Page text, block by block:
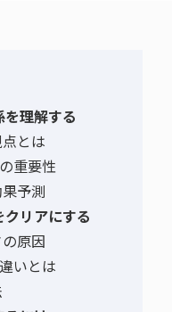
を理解する
とは
重要性
予測
クリアにする
原因
いとは